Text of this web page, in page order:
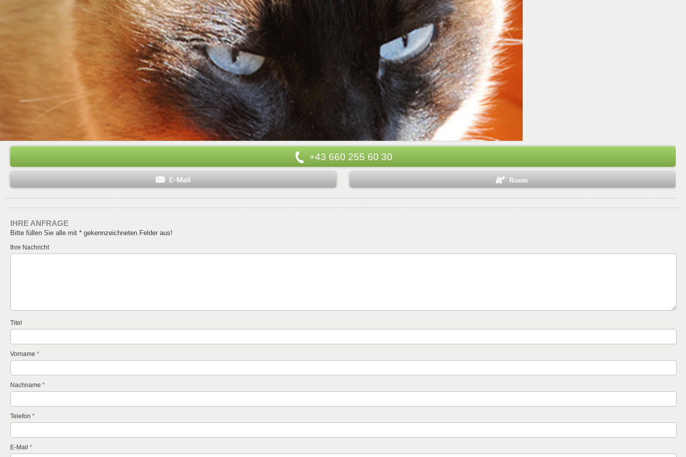
+43 660 255 60 30
IHRE ANFRAGE
Bitte füllen Sie alle mit * gekennzeichneten Felder aus!
Ihre Nachricht
Titel
Vorname *
Nachname *
Telefon *
E-Mail *